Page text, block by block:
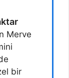
Merve
bir